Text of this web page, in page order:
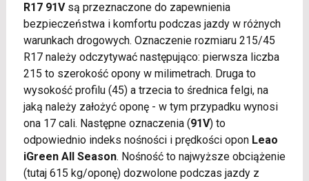
R17 91Vsą przeznaczone do zapewnienia
bezpieczeństwa i komfortu podczas jazdy w różnych
warunkach drogowych. Oznaczenie rozmiaru 215/45
R17 należy odczytywać następująco: pierwsza liczba
215 to szerokość opony w milimetrach. Druga to
wysokość profilu (45) a trzecia to średnica felgi, na
jaką należy założyć oponę - w tym przypadku wynosi
ona 17 cali. Następne oznaczenia (91V) to
odpowiednio indeks nośności i prędkości opon Leao
iGreen All Season. Nośność to najwyższe obciążenie
(tutaj 615 kg/oponę) dozwolone podczas jazdy z